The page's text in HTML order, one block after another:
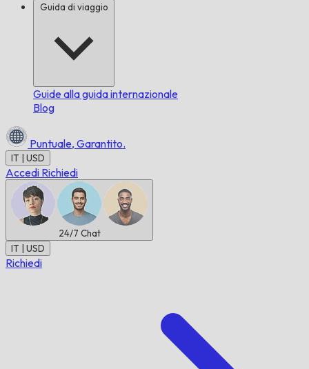
Guida di viaggio
Guide alla guida internazionale
Blog
Puntuale, Garantito.
IT | USD
Accedi Richiedi
24/7 Chat
IT | USD
Richiedi